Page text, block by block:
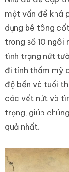
một vấn đề khá
dụng bê tông
trong số 10 ngôi
tình trạng nứt
đi tính thẩm mỹ
độ bền và tuổi
các vết nứt và
trọng, giúp
quả nhất.